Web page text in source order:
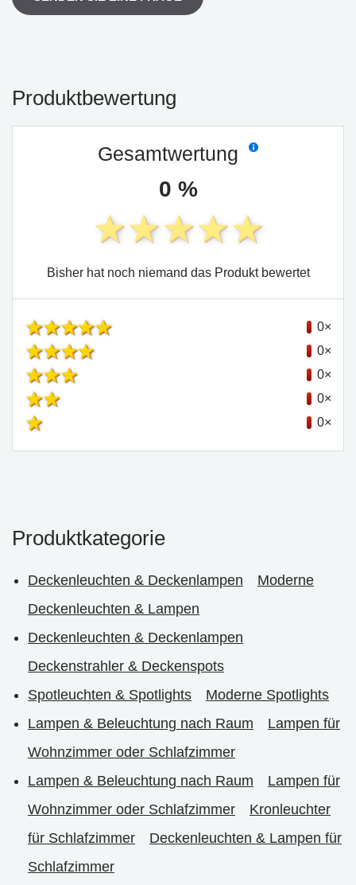
Produktbewertung
Gesamtwertung
0 %
Bisher hat noch niemand das Produkt bewertet
0×
0×
0×
0×
0×
Produktkategorie
Deckenleuchten & Deckenlampen
Moderne
Deckenleuchten & Lampen
Deckenleuchten & Deckenlampen
Deckenstrahler & Deckenspots
Spotleuchten & Spotlights
Moderne Spotlights
Lampen & Beleuchtung nach Raum
Lampen für
Wohnzimmer oder Schlafzimmer
Lampen & Beleuchtung nach Raum
Lampen für
Wohnzimmer oder Schlafzimmer
Kronleuchter
für Schlafzimmer
Deckenleuchten & Lampen für
Schlafzimmer